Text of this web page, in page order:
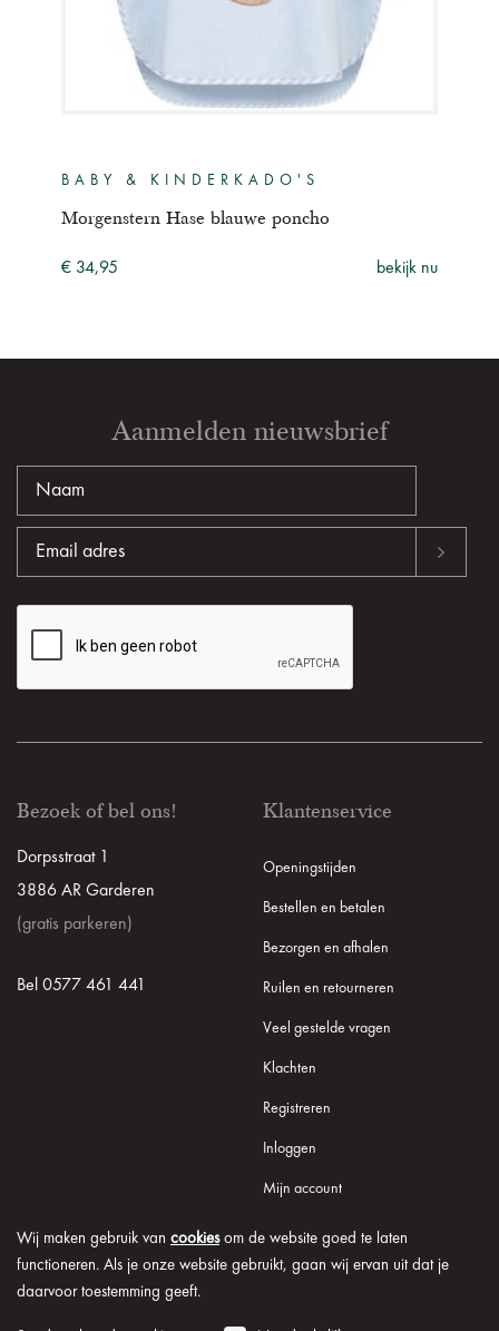
Wij maken gebruik van cookiesom de website goed te laten
functioneren. Als je onze website gebruikt, gaan wij ervan uit dat je
daarvoor toestemming geeft.
BABY & KINDERKADO'S
Morgenstern Hase blauwe poncho
€ 34,95 bekijk nu
Aanmelden nieuwsbrief
Bezoek of bel ons!
Dorpsstraat 1
3886 AR Garderen
(gratis parkeren)
Bel 0577 461 441
Klantenservice
Openingstijden
Bestellen en betalen
Bezorgen en afhalen
Ruilen en retourneren
Veel gestelde vragen
Klachten
Registreren
Inloggen
Mijn account
© 2026 Onder de Lindeboom